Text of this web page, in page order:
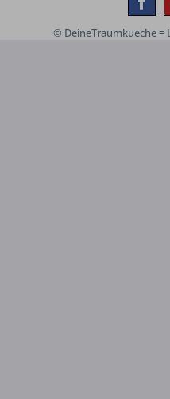
© DeineTraumkueche =